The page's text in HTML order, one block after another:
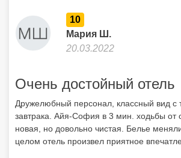
10
Мария Ш.
20.03.2022
Очень достойный отель
Дружелюбный персонал, классный вид с
завтрака. Айя-София в 3 мин. ходьбы от
новая, но довольно чистая. Белье
целом отель произвел приятное